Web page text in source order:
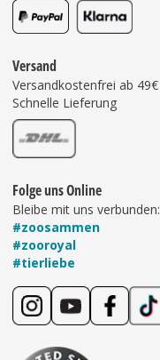
Versand
Versandkostenfrei ab 49€
Schnelle Lieferung
Folge uns Online
Bleibe mit uns verbunden:
#zoosammen
#zooroyal
#tierliebe